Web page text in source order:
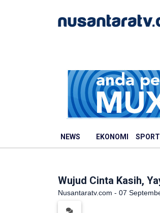
NEWS EKONOMI
Wujud Cinta Kasih,
Nusantaratv.com - 07